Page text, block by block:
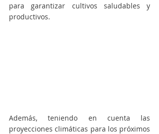
para garantizar cultivos saludables y
productivos.
Además, teniendo en cuenta las
proyecciones climáticas para los próximos